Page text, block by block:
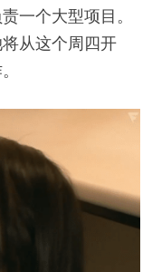
一个大型项目。
从这个周四开